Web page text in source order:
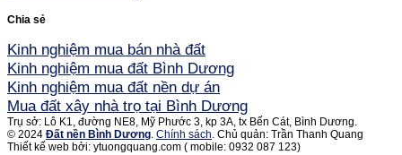
Chia sẻ
Kinh nghiệm mua bán nhà đất
Kinh nghiệm mua đất Bình Dương
Kinh nghiệm mua đất nền dự án
Mua đất xây nhà trọ tại Bình Dương
Trụ sở: Lô K1, đường NE8, Mỹ Phước 3, kp 3A, tx Bến Cát, Bình Dương.
© 2024 Đất nền Bình Dương. Chính sách. Chủ quản: Trần Thanh Quang
Thiết kế web bởi: ytuongquang.com ( mobile: 0932 087 123)